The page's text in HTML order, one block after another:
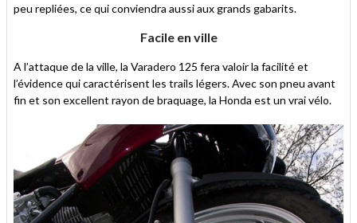
peu repliées, ce qui conviendra aussi aux grands gabarits.
Facile en ville
A l’attaque de la ville, la Varadero 125 fera valoir la facilité et
l’évidence qui caractérisent les trails légers. Avec son pneu avant
fin et son excellent rayon de braquage, la Honda est un vrai vélo.